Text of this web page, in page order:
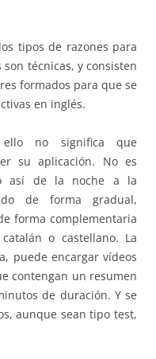
tipos de razones para
técnicas, y consisten
formados para que se
en inglés.
no significa que
su aplicación. No es
así de la noche a la
de forma gradual,
forma complementaria
o castellano. La
puede encargar vídeos
contengan un resumen
de duración. Y se
aunque sean tipo test,